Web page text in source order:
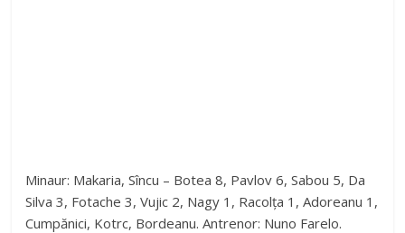
Minaur: Makaria, Sîncu – Botea 8, Pavlov 6, Sabou 5, Da
Silva 3, Fotache 3, Vujic 2, Nagy 1, Racolța 1, Adoreanu 1,
Cumpănici, Kotrc, Bordeanu. Antrenor: Nuno Farelo.